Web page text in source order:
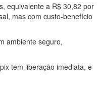
equivalente a R$ 30,82 por
mas com custo-benefício
ambiente seguro,
tem liberação imediata, e